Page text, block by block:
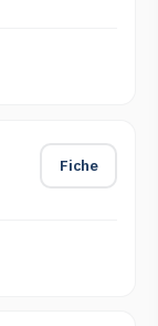
Fiche